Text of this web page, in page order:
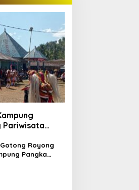
Pariwisata
Royong
Pangka